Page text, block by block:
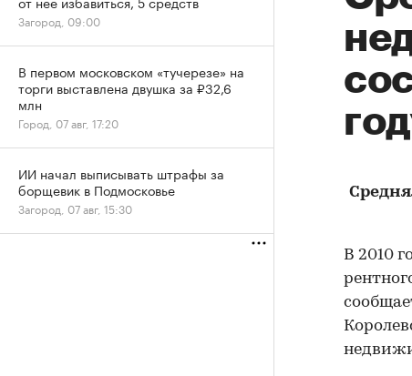
В 2010
Загород, 09:00
В первом московском «тучерезе» на
торги выставлена двушка за ₽32,6
млн
Город, 07 авг, 17:20
ИИ начал выписывать штрафы за
борщевик в Подмосковье
Загород, 07 авг, 15:30